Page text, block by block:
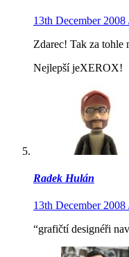
13th December 2008
Zdarec! Tak za
Nejlepší jeXEROX!
Radek Hulán
13th December 2008
“grafičtí designéři